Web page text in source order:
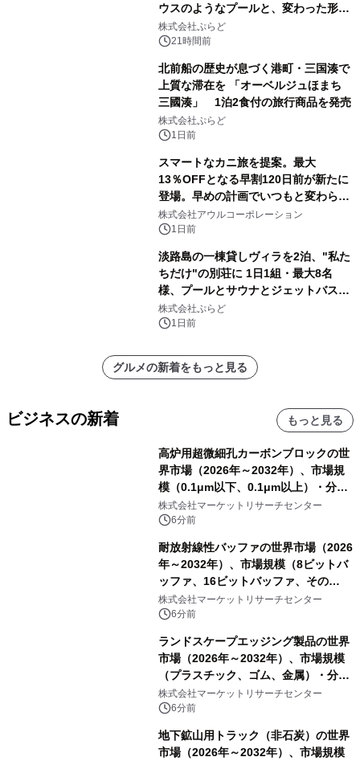
ウスのようなプールと、変わった形の
サウナも 「THE BOXY AWAJI」のお
得な素泊まり連泊プランで
株式会社ぷらど
21時間前
北前船の歴史が息づく港町・三国湊で
上質な滞在を 「オーベルジュほまち
三國湊」 1泊2食付の旅行商品を発売
株式会社ぷらど
1日前
スマートなカニ旅を提案。最大
13％OFFとなる早割120日前が新たに
登場。早めの計画でいつもと変わらぬ
大人の冬旅を。ー夕日ヶ浦温泉「佳松
苑 別邸ふうか」ー
株式会社アウルコーポレーション
1日前
淡路島の一棟貸しヴィラを2泊、"私た
ちだけ"の別荘に 1日1組・最大8名
様、プールとサウナとジェットバス付
きで Villa Mon Temps AWAJIの連泊
素泊りプラン
株式会社ぷらど
1日前
グルメの新着をもっと見る
ビジネスの新着 もっと見る
高炉用超微細孔カーボンブロックの世
界市場（2026年～2032年）、市場規
模（0.1μm以下、0.1μm以上）・分析
レポートを発表
株式会社マーケットリサーチセンター
6分前
耐放射線性バッファの世界市場（2026
年～2032年）、市場規模（8ビットバ
ッファ、16ビットバッファ、その
他）・分析レポートを発表
株式会社マーケットリサーチセンター
6分前
ランドスケープエッジング製品の世界
市場（2026年～2032年）、市場規模
（プラスチック、ゴム、金属）・分析
レポートを発表
株式会社マーケットリサーチセンター
6分前
地下鉱山用トラック（非石炭）の世界
市場（2026年～2032年）、市場規模